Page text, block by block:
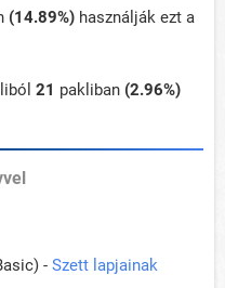
(14.89%) használják ezt a
21 pakliban (2.96%)
- Szett lapjainak